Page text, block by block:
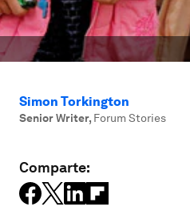
Simon Torkington
Senior Writer, Forum Stories
Comparte: